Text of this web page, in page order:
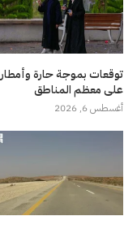
توقعات بموجة حارة وأمطار
على معظم المناطق
أغسطس 6, 2026